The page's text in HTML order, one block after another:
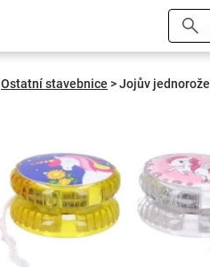
Ostatní stavebnice >Jojův